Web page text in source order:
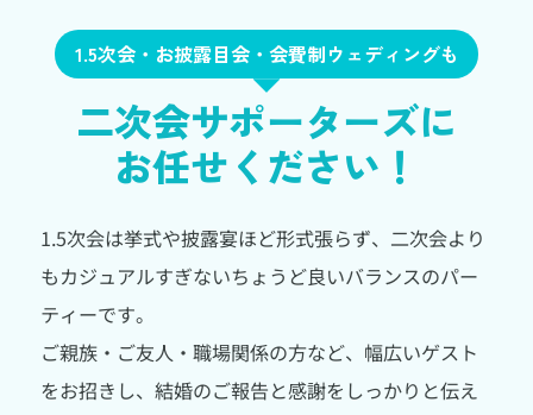
1.5次会・お披露目会・会費制ウェディングも
二次会サポーターズに
お任せください！
1.5次会は挙式や披露宴ほど形式張らず、二次会より
もカジュアルすぎないちょうど良いバランスのパー
ティーです。
ご親族・ご友人・職場関係の方など、幅広いゲスト
をお招きし、結婚のご報告と感謝をしっかりと伝え